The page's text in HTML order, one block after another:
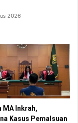
2026
MA Inkrah,
Kasus Pemalsuan